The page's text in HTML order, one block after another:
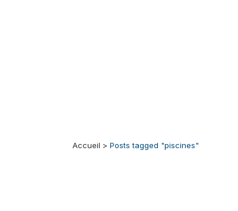
Accueil > Posts tagged "piscines"